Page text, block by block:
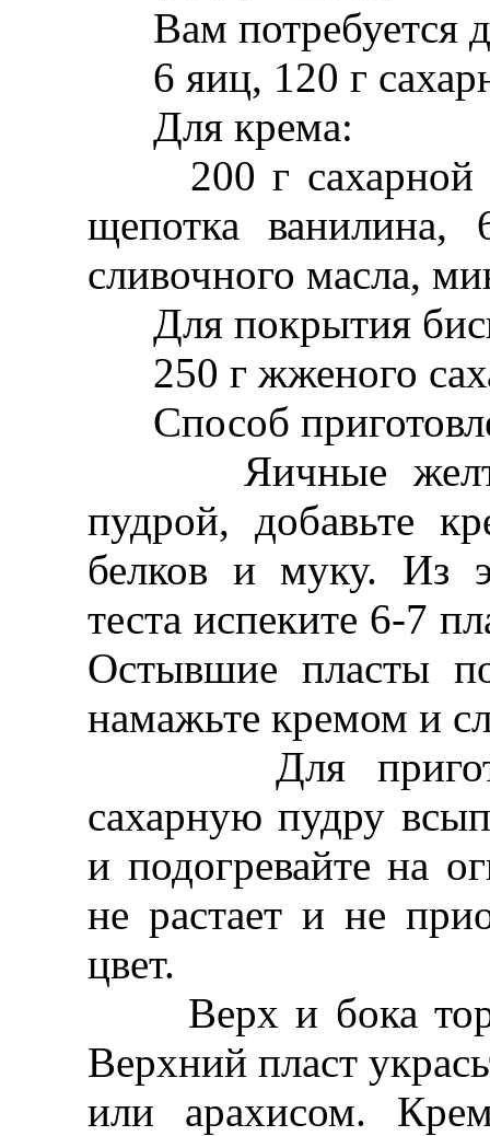
Вам потребуется
6 яиц, 120 г
Для крема:
200 г сахарной
щепотка
сливочного масла,
Для покрытия
250 г жженого
Способ
Яичные желтки
пудрой, добавьте
белков и муку. Из
теста испеките 6-7
Остывшие пласты
намажьте кремом и
Для
сахарную пудру
и подогревайте на
не растает и не
цвет.
Верх и бока
Верхний пласт
или арахисом.